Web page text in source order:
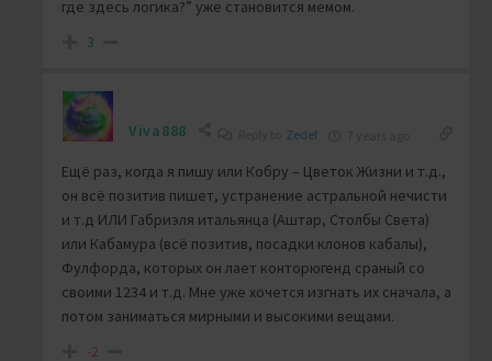
где здесь логика?” уже становится мемом.
3
Viva888 Zedef
Ещё раз, когда я пишу или Кобру – Цветок Жизни и т.д.,
он всё позитив пишет, устранение астральной нечисти
и т.д ИЛИ Габриэля итальянца (Аштар, Столбы Света)
или Кабамура (всё позитив, посадки клонов кабалы),
Фулфорда, которых он лает конторюгенд сраный со
своими 1234 и т.д. Мне уже хочется изгнать их сначала, а
потом заниматься мирными и высокими вещами.
-2